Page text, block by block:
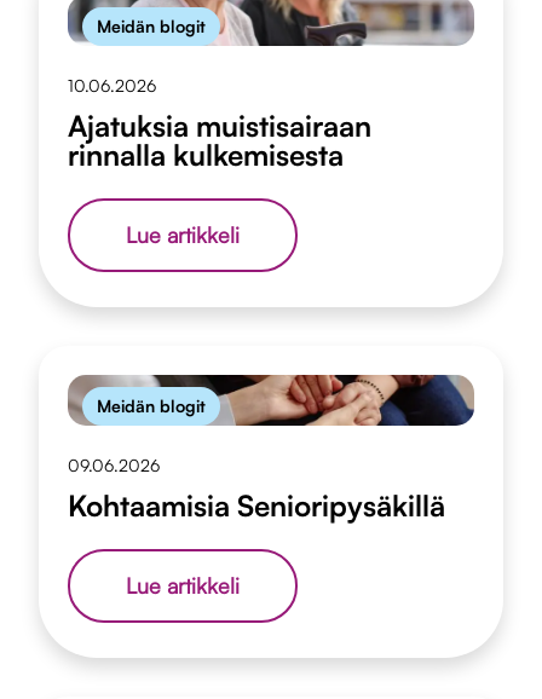
Meidän blogit
10.06.2026
Ajatuksia muistisairaan
rinnalla kulkemisesta
Lue artikkeliAjatuksia
muistisairaan
rinnalla
kulkemisesta
Meidän blogit
09.06.2026
Kohtaamisia Senioripysäkillä
Lue artikkeliKohtaamisia
Senioripysäkillä